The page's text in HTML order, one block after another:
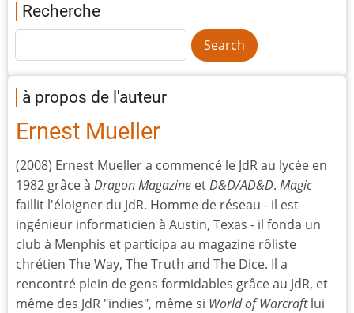
Recherche
à propos de l'auteur
Ernest Mueller
(2008) Ernest Mueller a commencé le JdR au lycée en
1982 grâce à Dragon Magazine etD&D/AD&D. Magic
faillit l'éloigner du JdR. Homme de réseau - il est
ingénieur informaticien à Austin, Texas - il fonda un
club à Menphis et participa au magazine rôliste
chrétien The Way, The Truth and The Dice. Il a
rencontré plein de gens formidables grâce au JdR, et
même des JdR "indies", même si World of Warcraftlui